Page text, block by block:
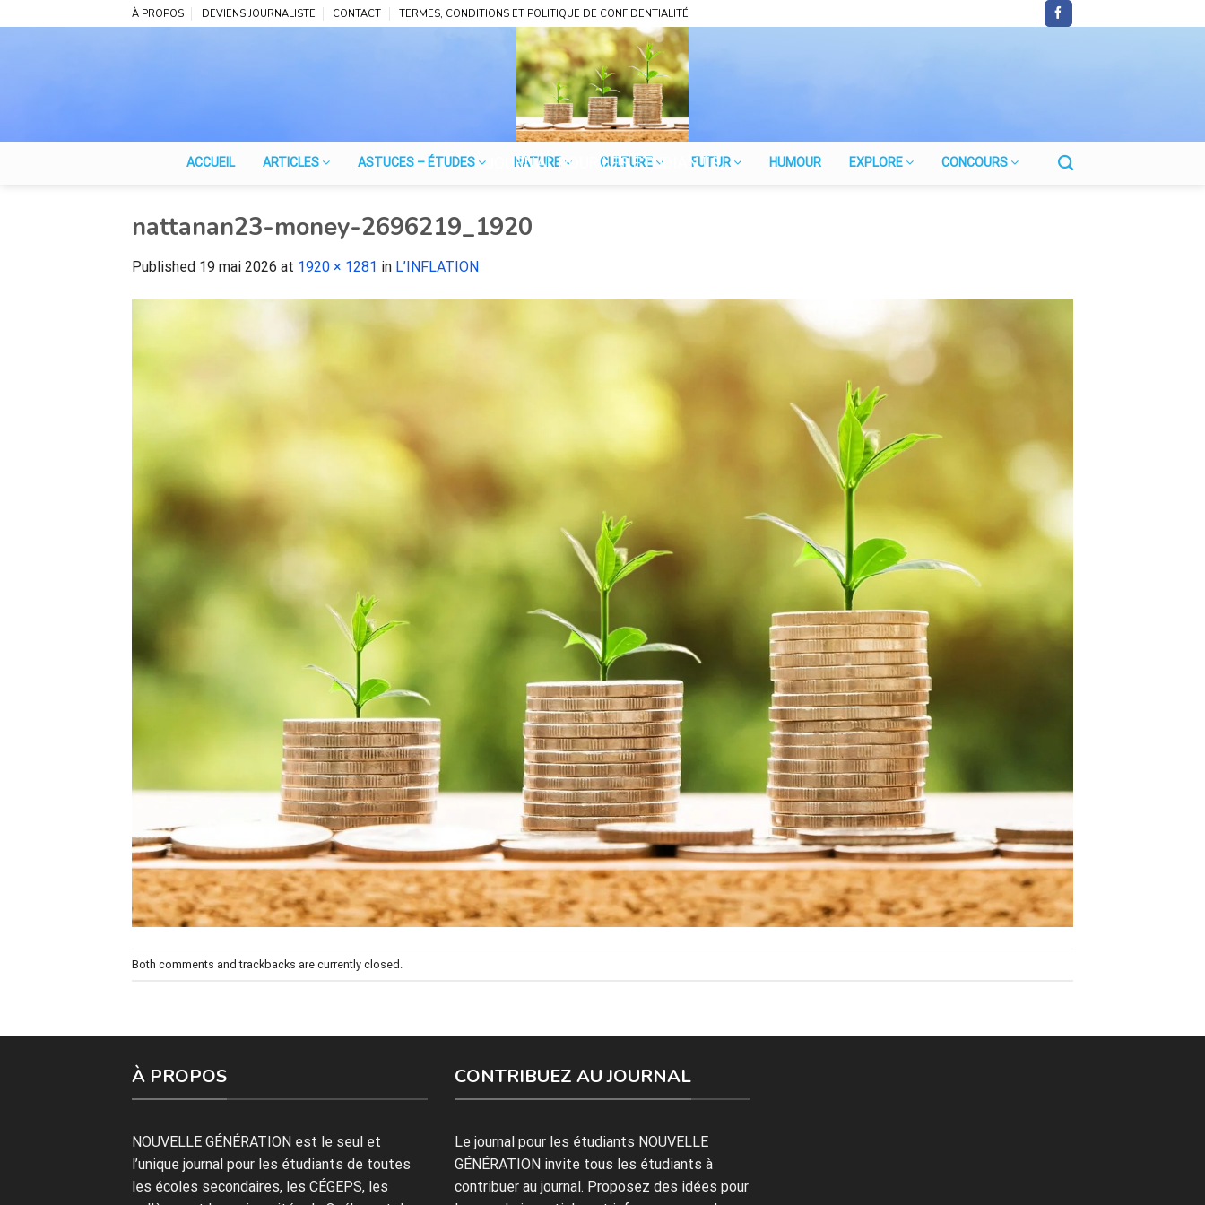
to
À PROPOS DEVIENS JOURNALISTE CONTACT TERMES, CONDITIONS ET POLITIQUE DE CONFIDENTIALITÉ
JOURNAL POUR LES ÉTUDIANTS
ACCUEIL ARTICLES ASTUCES – ÉTUDES NATURE CULTURE FUTUR HUMOUR EXPLORE CONCOURS
nattanan23-money-2696219_1920
Published 19 mai 2026 at 1920 × 1281 in L’INFLATION
Both comments and trackbacks are currently closed.
À PROPOS
NOUVELLE GÉNÉRATION est le seul et
l’unique journal pour les étudiants de toutes
les écoles secondaires, les CÉGEPS, les
CONTRIBUEZ AU JOURNAL
Le journal pour les étudiants NOUVELLE
GÉNÉRATION invite tous les étudiants à
contribuer au journal. Proposez des idées pour